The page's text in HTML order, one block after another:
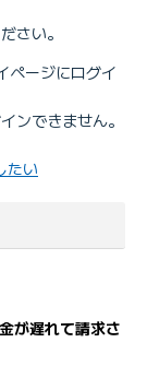
さい。
ページにログイ
ンできません。
たい
が遅れて請求さ